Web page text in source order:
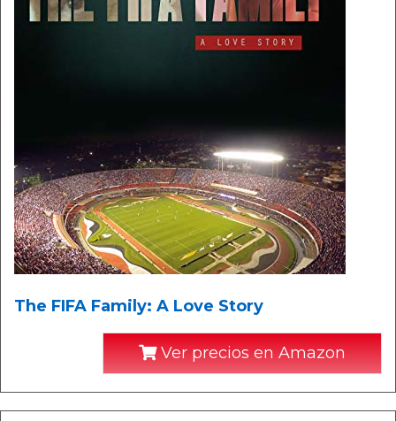
The FIFA Family: A Love Story
Ver precios en Amazon